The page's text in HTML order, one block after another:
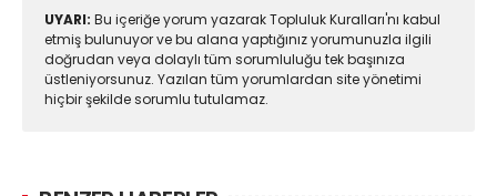
UYARI: Bu içeriğe yorum yazarak Topluluk Kuralları'nı kabul
etmiş bulunuyor ve bu alana yaptığınız yorumunuzla ilgili
doğrudan veya dolaylı tüm sorumluluğu tek başınıza
üstleniyorsunuz. Yazılan tüm yorumlardan site yönetimi
hiçbir şekilde sorumlu tutulamaz.